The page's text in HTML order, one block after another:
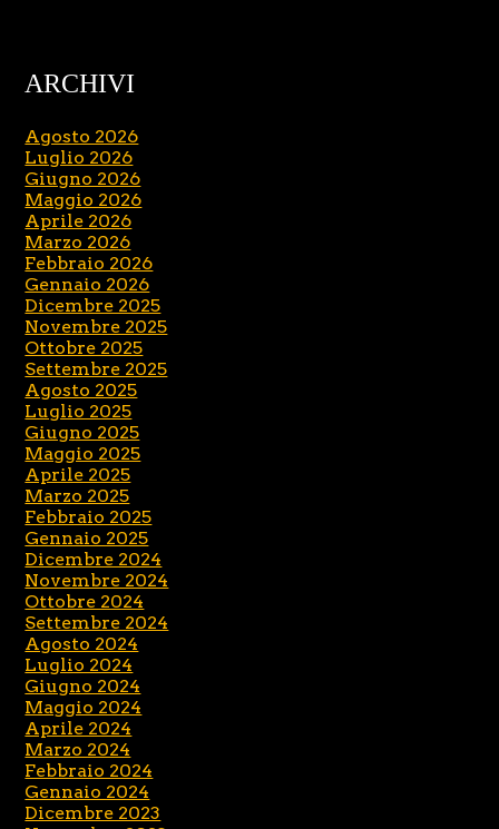
ARCHIVI
Agosto 2026
Luglio 2026
Giugno 2026
Maggio 2026
Aprile 2026
Marzo 2026
Febbraio 2026
Gennaio 2026
Dicembre 2025
Novembre 2025
Ottobre 2025
Settembre 2025
Agosto 2025
Luglio 2025
Giugno 2025
Maggio 2025
Aprile 2025
Marzo 2025
Febbraio 2025
Gennaio 2025
Dicembre 2024
Novembre 2024
Ottobre 2024
Settembre 2024
Agosto 2024
Luglio 2024
Giugno 2024
Maggio 2024
Aprile 2024
Marzo 2024
Febbraio 2024
Gennaio 2024
Dicembre 2023